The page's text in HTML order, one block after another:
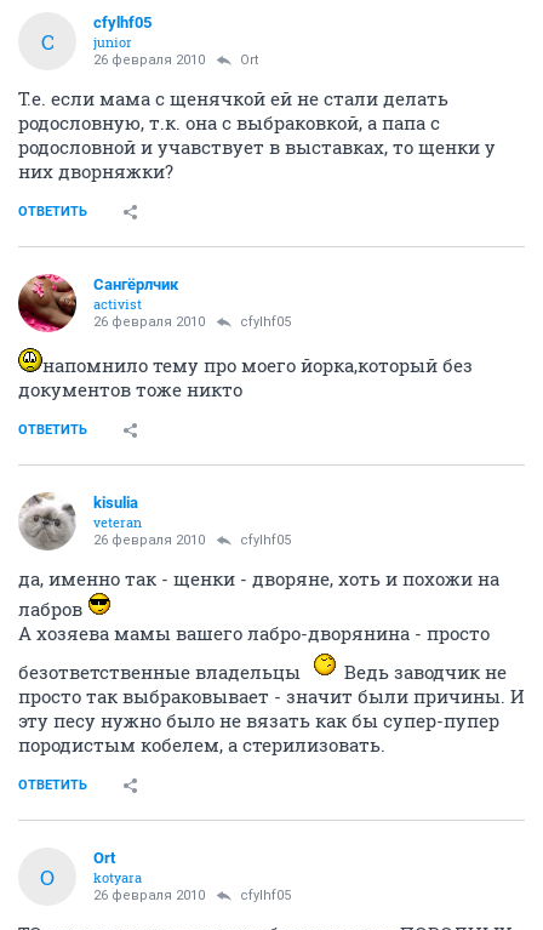
C
cfylhf05
junior
26 февраля 2010 Ort
Т.е. если мама с щенячкой ей не стали делать
родословную, т.к. она с выбраковкой, а папа с
родословной и учавствует в выставках, то щенки у
них дворняжки?
ОТВЕТИТЬ
Сангёрлчик
activist
26 февраля 2010 cfylhf05
напомнило тему про моего йорка,который без
документов тоже никто
ОТВЕТИТЬ
kisulia
veteran
26 февраля 2010 cfylhf05
да, именно так - щенки - дворяне, хоть и похожи на
лабров
А хозяева мамы вашего лабро-дворянина - просто
безответственные владельцы
Ведь заводчик не
просто так выбраковывает - значит были причины. И
эту песу нужно было не вязать как бы супер-пупер
породистым кобелем, а стерилизовать.
ОТВЕТИТЬ
O
Ort
kotyara
26 февраля 2010 cfylhf05